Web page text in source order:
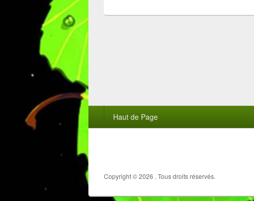
page
Haut de Page
Copyright © 2026 . Tous droits réservés.